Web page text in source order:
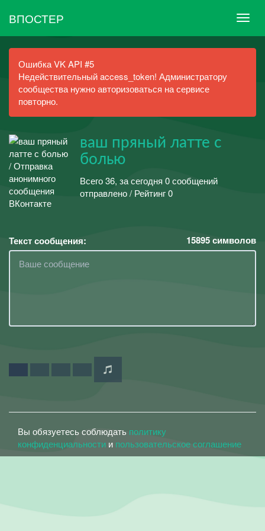
ВПОСТЕР
Ошибка VK API #5
Недействительный access_token! Администратору
сообщества нужно авторизоваться на сервисе
повторно.
ваш пряный латте с
болью
Всего 36, за сегодня 0 сообщений
отправлено / Рейтинг 0
Текст сообщения: 15895символов
Вы обязуетесь соблюдать политику
конфиденциальности и пользовательское соглашение